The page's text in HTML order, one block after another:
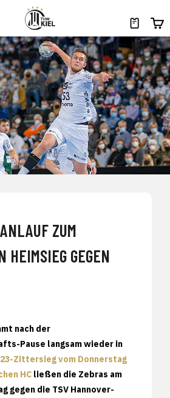
ZUM
HEIMSIEG GEGEN
nach der
Pause langsam wieder in
Zittersieg vom Donnerstag
HC ließen die Zebras am
gegen die TSV Hannover-